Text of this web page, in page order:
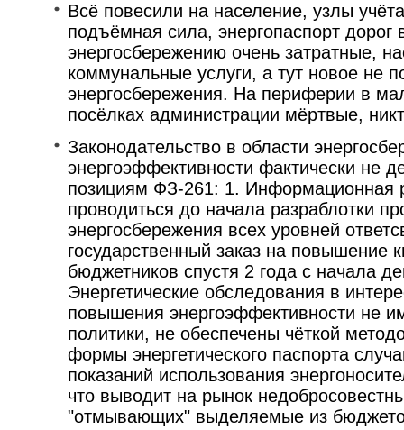
Всё повесили на население, узлы
подъёмная сила, энергопаспорт дорог
энергосбережению очень затратные,
коммунальные услуги, а тут новое не
энергосбережения. На периферии в
посёлках администрации мёртвые,
Законодательство в области
энергоэффективности фактически не
позициям ФЗ-261: 1. Информационная
проводиться до начала разраблотки
энергосбережения всех уровней
государственный заказ на повышение
бюджетников спустя 2 года с начала
Энергетические обследования в
повышения энергоэффективности не
политики, не обеспечены чёткой
формы энергетического паспорта
показаний использования
что выводит на рынок
"отмывающих" выделяемые из